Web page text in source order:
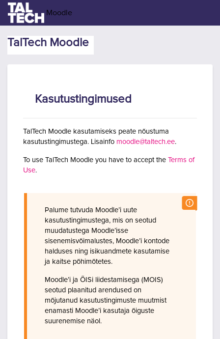
Jäta vahele peasisuni
Moodle
TalTech Moodle
Kasutustingimused
TalTech Moodle kasutamiseks peate nõustuma
kasutustingimustega. Lisainfo moodle@taltech.ee.
To use TalTech Moodle you have to accept the Terms of
Use.
Palume tutvuda Moodle’i uute
kasutustingimustega, mis on seotud
muudatustega Moodle’isse
sisenemisvõimalustes, Moodle’i kontode
halduses ning isikuandmete kasutamise
ja kaitse põhimõtetes.
Moodle’i ja ÕISi liidestamisega (MOIS)
seotud plaanitud arendused on
mõjutanud kasutustingimuste muutmist
enamasti Moodle’i kasutaja õiguste
suurenemise näol.